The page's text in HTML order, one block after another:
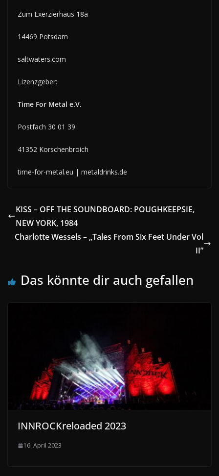
Zum Exerzierhaus 18a
14469 Potsdam
saltwaters.com
Lizenzgeber:
Time For Metal e.V.
Postfach 30 01 39
41352 Korschenbroich
time-for-metal.eu | metaldrinks.de
KISS – OFF THE SOUNDBOARD: POUGHKEEPSIE,
NEW YORK, 1984
Charlotte Wessels – „Tales From Six Feet Under Vol
II”
Das könnte dir auch gefallen
INNROCKreloaded 2023
16. April 2023